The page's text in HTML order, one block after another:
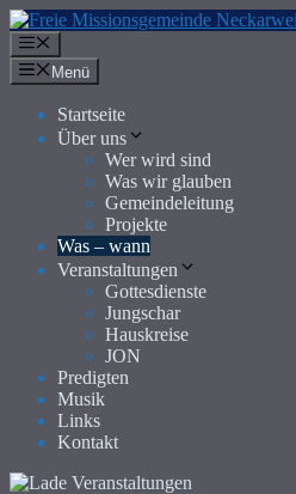
Zum
Inhalt
springen
Menü
Startseite
Über uns
Wer wird sind
Was wir glauben
Gemeindeleitung
Projekte
Was – wann
Veranstaltungen
Gottesdienste
Jungschar
Hauskreise
JON
Predigten
Musik
Links
Kontakt